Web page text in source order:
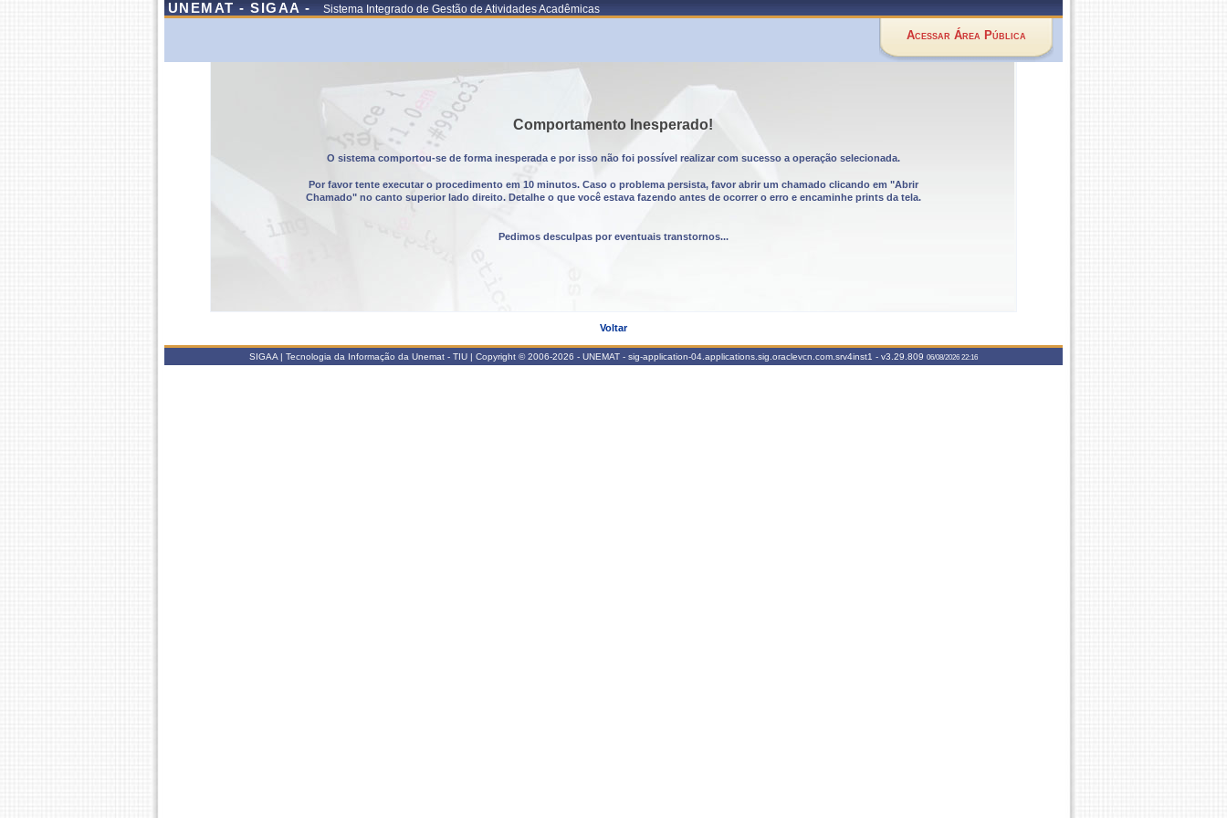
UNEMAT - SIGAA - Sistema Integrado de Gestão de Atividades Acadêmicas
Acessar Área Pública
Comportamento Inesperado!
O sistema comportou-se de forma inesperada e por isso não foi possível realizar com sucesso a operação selecionada.
Por favor tente executar o procedimento em 10 minutos. Caso o problema persista, favor abrir um chamado clicando em "Abrir
Chamado" no canto superior lado direito. Detalhe o que você estava fazendo antes de ocorrer o erro e encaminhe prints da tela.
Pedimos desculpas por eventuais transtornos...
Voltar
SIGAA | Tecnologia da Informação da Unemat - TIU | Copyright © 2006-2026 - UNEMAT - sig-application-04.applications.sig.oraclevcn.com.srv4inst1 - v3.29.809 06/08/2026 22:16